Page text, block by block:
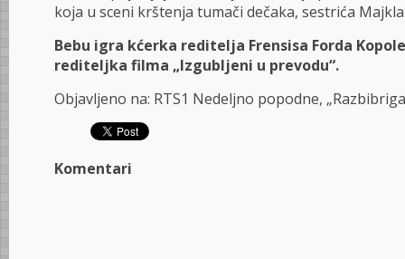
koja u sceni krštenja tumači dečaka, sestrića
Bebu igra kćerka reditelja Frensisa Forda
rediteljka filma „Izgubljeni u prevodu“.
Objavljeno na: RTS1 Nedeljno popodne,
Komentari